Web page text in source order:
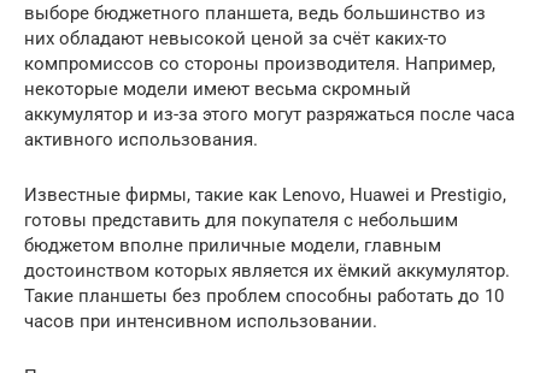
выборе бюджетного планшета, ведь большинство из
них обладают невысокой ценой за счёт каких-то
компромиссов со стороны производителя. Например,
некоторые модели имеют весьма скромный
аккумулятор и из-за этого могут разряжаться после часа
активного использования.
Известные фирмы, такие как Lenovo, Huawei и Prestigio,
готовы представить для покупателя с небольшим
бюджетом вполне приличные модели, главным
достоинством которых является их ёмкий аккумулятор.
Такие планшеты без проблем способны работать до 10
часов при интенсивном использовании.